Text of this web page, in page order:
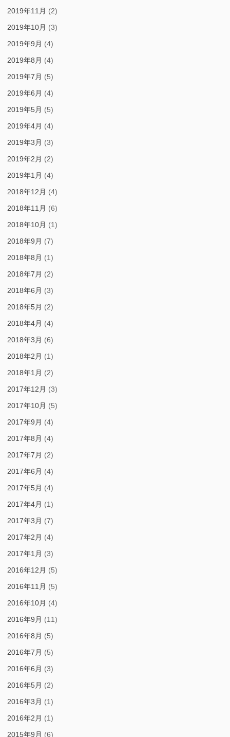
2019年11月 (2)
2019年10月 (3)
2019年9月 (4)
2019年8月 (4)
2019年7月 (5)
2019年6月 (4)
2019年5月 (5)
2019年4月 (4)
2019年3月 (3)
2019年2月 (2)
2019年1月 (4)
2018年12月 (4)
2018年11月 (6)
2018年10月 (1)
2018年9月 (7)
2018年8月 (1)
2018年7月 (2)
2018年6月 (3)
2018年5月 (2)
2018年4月 (4)
2018年3月 (6)
2018年2月 (1)
2018年1月 (2)
2017年12月 (3)
2017年10月 (5)
2017年9月 (4)
2017年8月 (4)
2017年7月 (2)
2017年6月 (4)
2017年5月 (4)
2017年4月 (1)
2017年3月 (7)
2017年2月 (4)
2017年1月 (3)
2016年12月 (5)
2016年11月 (5)
2016年10月 (4)
2016年9月 (11)
2016年8月 (5)
2016年7月 (5)
2016年6月 (3)
2016年5月 (2)
2016年3月 (1)
2016年2月 (1)
2015年9月 (6)